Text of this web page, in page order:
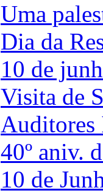
Uma
Dia da
10 de
Visita de
40º aniv.
10 de